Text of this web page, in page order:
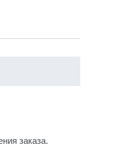
заказа.